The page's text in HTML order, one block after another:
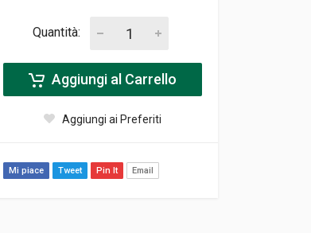
Quantità:
Aggiungi al Carrello
Aggiungi ai Preferiti
Mi piace Tweet Pin It Email